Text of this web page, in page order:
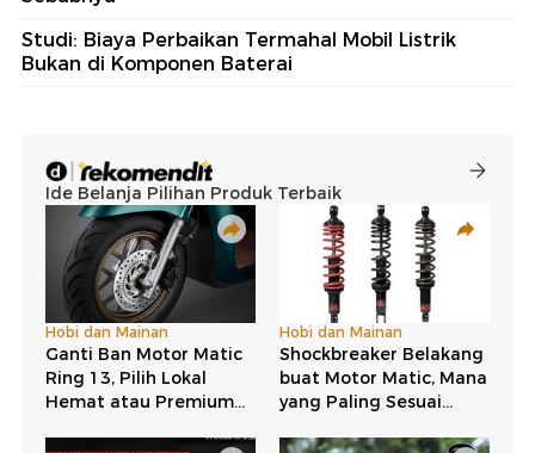
Studi: Biaya Perbaikan Termahal Mobil Listrik
Bukan di Komponen Baterai